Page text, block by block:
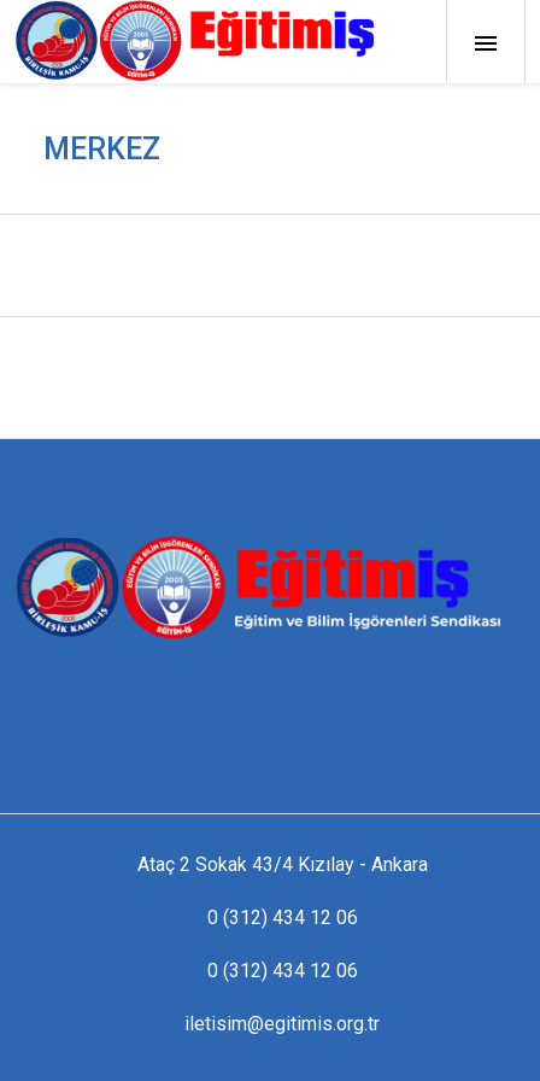
MERKEZ
Ataç 2 Sokak 43/4 Kızılay - Ankara
0 (312) 434 12 06
0 (312) 434 12 06
iletisim@egitimis.org.tr